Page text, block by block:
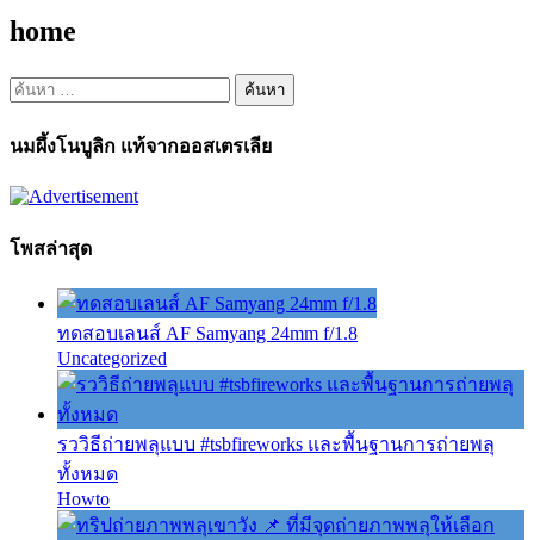
home
ค้นหา
นมผึ้งโนบูลิก แท้จากออสเตรเลีย
โพสล่าสุด
ทดสอบเลนส์ AF Samyang 24mm f/1.8
Uncategorized
รววิธีถ่ายพลุแบบ #tsbfireworks และพื้นฐานการถ่ายพลุ
ทั้งหมด
Howto